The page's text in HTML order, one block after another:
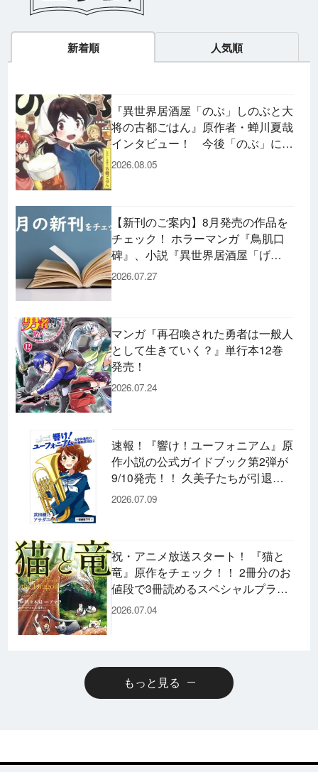
新着順 人気順
『異世界居酒屋「のぶ」しのぶと大
将の古都ごはん』原作者・蝉川夏哉
インタビュー！ 今後「のぶ」に登
場するメニューは……!?
2026.08.05
【新刊のご案内】8月発売の作品を
チェック！ ホラーマンガ『鳥肌口
碑』、小説『異世界居酒屋「げ
ん」』、文庫『カエル男 完結編』
などずらり！
2026.07.27
マンガ『再召喚された勇者は一般人
として生きていく？』単行本12巻
発売！
2026.07.24
速報！『響け！ユーフォニアム』原
作小説の公式ガイドブック第2弾が
9/10発売！！ 久美子たちが引退し
た後の書き下ろし小説など充実の内
2026.07.09
祝・アニメ放送スタート！ 『猫と
竜』原作をチェック！！ 2冊分のお
値段で3冊読めるスペシャルプライ
スパックのコミックスも発売！
2026.07.04
もっと見る